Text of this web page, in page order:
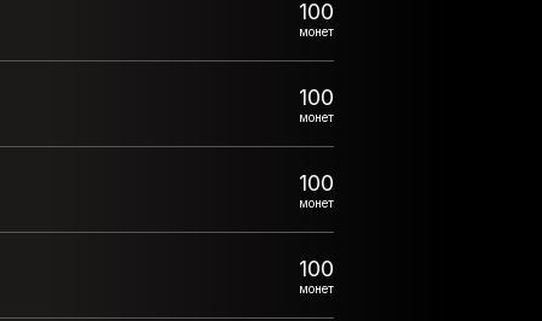
100
монет
100
монет
100
монет
100
монет